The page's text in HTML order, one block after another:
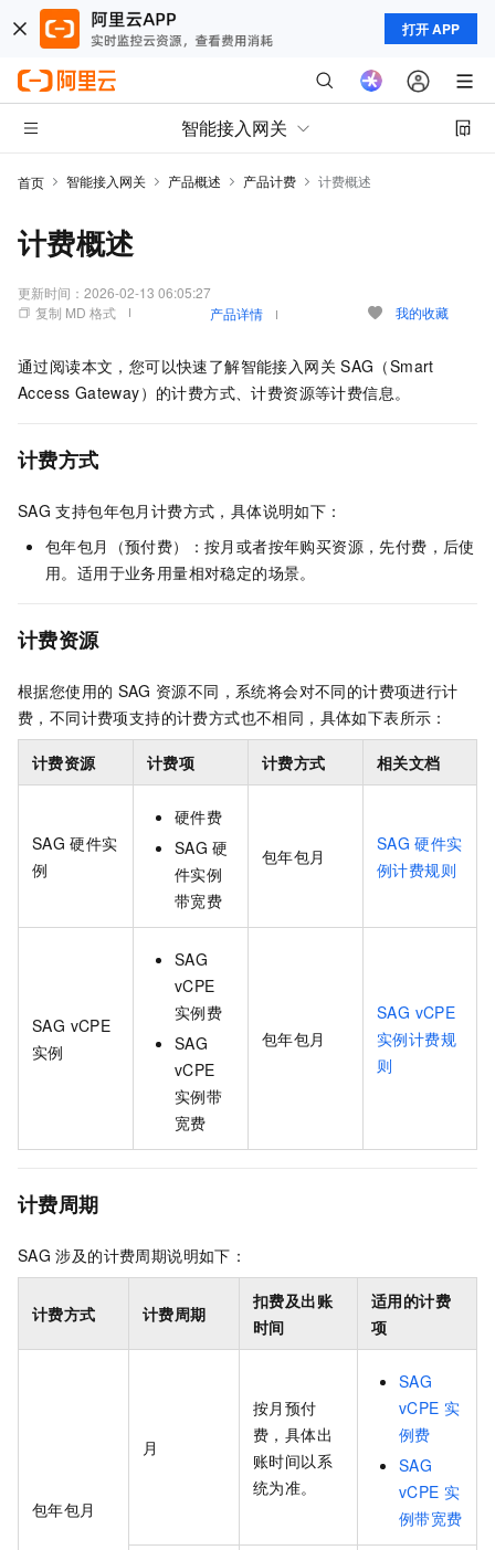
打开 APP
智能接入网关
首页 智能接入网关 产品概述 产品计费 计费概述
计费概述
更新时间： 2026-02-13 06:05:27
复制 MD 格式
产品详情 我的收藏
通过阅读本文，您可以快速了解智能接入网关 SAG（Smart
Access Gateway）的计费方式、计费资源等计费信息。
计费方式
SAG 支持包年包月计费方式，具体说明如下：
包年包月（预付费）：按月或者按年购买资源，先付费，后使
用。适用于业务用量相对稳定的场景。
计费资源
根据您使用的 SAG 资源不同，系统将会对不同的计费项进行计
费，不同计费项支持的计费方式也不相同，具体如下表所示：
计费资源 计费项 计费方式 相关文档
SAG 硬件实
例
硬件费
SAG 硬
件实例
带宽费
包年包月
SAG 硬件实
例计费规则
SAG vCPE
实例
SAG
vCPE
实例费
SAG
vCPE
实例带
宽费
包年包月
SAG vCPE
实例计费规
则
计费周期
SAG 涉及的计费周期说明如下：
计费方式 计费周期
扣费及出账
时间
适用的计费
项
包年包月
月
按月预付
费，具体出
账时间以系
统为准。
SAG
vCPE 实
例费
SAG
vCPE 实
例带宽费